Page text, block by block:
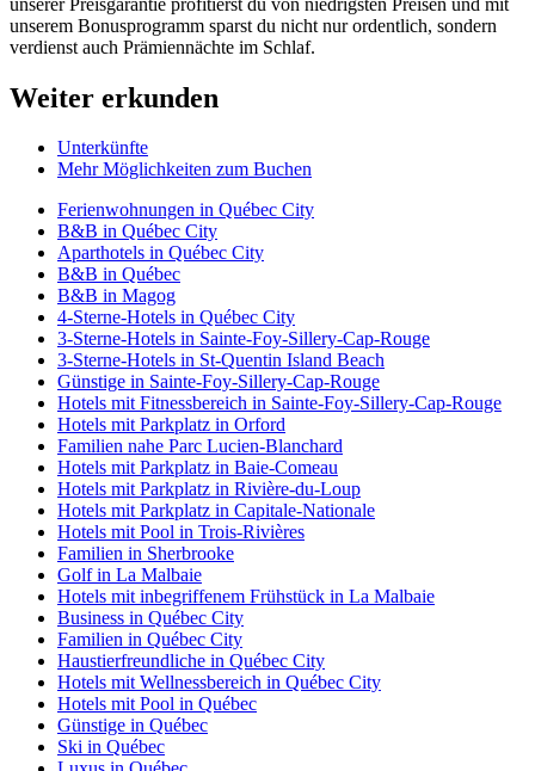
unserem Bonusprogramm sparst du nicht nur ordentlich, sondern
verdienst auch Prämiennächte im Schlaf.
Weiter erkunden
Unterkünfte
Mehr Möglichkeiten zum Buchen
Ferienwohnungen in Québec City
B&B in Québec City
Aparthotels in Québec City
B&B in Québec
B&B in Magog
4-Sterne-Hotels in Québec City
3-Sterne-Hotels in Sainte-Foy-Sillery-Cap-Rouge
3-Sterne-Hotels in St-Quentin Island Beach
Günstige in Sainte-Foy-Sillery-Cap-Rouge
Hotels mit Fitnessbereich in Sainte-Foy-Sillery-Cap-Rouge
Hotels mit Parkplatz in Orford
Familien nahe Parc Lucien-Blanchard
Hotels mit Parkplatz in Baie-Comeau
Hotels mit Parkplatz in Rivière-du-Loup
Hotels mit Parkplatz in Capitale-Nationale
Hotels mit Pool in Trois-Rivières
Familien in Sherbrooke
Golf in La Malbaie
Hotels mit inbegriffenem Frühstück in La Malbaie
Business in Québec City
Familien in Québec City
Haustierfreundliche in Québec City
Hotels mit Wellnessbereich in Québec City
Hotels mit Pool in Québec
Günstige in Québec
Ski in Québec